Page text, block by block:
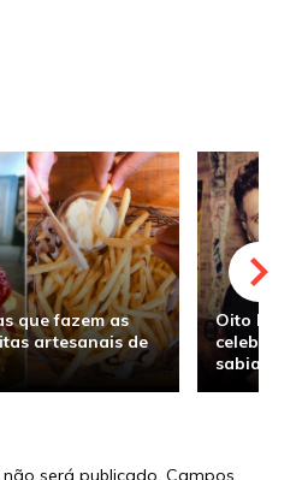
que fazem as
artesanais de
Oito
sabia
será publicado. Campos